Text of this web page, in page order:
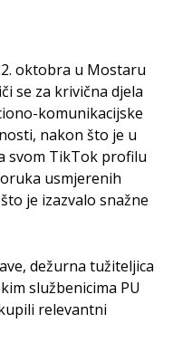
oktobra u Mostaru
se za krivična djela
komunikacijske
nakon što je u
svom TikTok profilu
usmjerenih
je izazvalo snažne
dežurna tužiteljica
službenicima PU
relevantni